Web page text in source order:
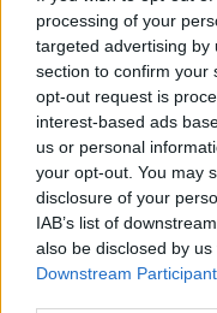
processing of your
targeted advertising by
section to confirm your
opt-out request is
interest-based ads
us or personal
your opt-out. You may
disclosure of your
IAB’s list of
also be disclosed by
Downstream
31/10/2019
iltempodioshø
20/10/2019
FUOCO AMICO
Alla Leopolda